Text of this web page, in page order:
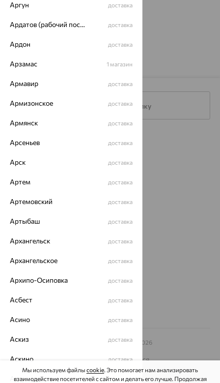
полудрагоценных
Подписаться на рассылку
Каталог
Акции
Магазины
ул. Зегеля, 27/2
8 (800) 250-02-30
© ООО «Ювелирный дом «Кристалл»,2009 – 2026
На информационном ресурсе применяются
рекомендательные технологии
ОГРН 1044800168379
Аргун доставка
Ардатов (рабочий поселок) доставка
Ардон доставка
Арзамас 1 магазин
Армавир доставка
Армизонское доставка
Армянск доставка
Арсеньев доставка
Арск доставка
Артем доставка
Артемовский доставка
Артыбаш доставка
Архангельск доставка
Архангельское доставка
Архипо-Осиповка доставка
Асбест доставка
Асино доставка
Аскиз доставка
Аскино доставка
Астрахань доставка
Мы используем файлы cookie. Это помогает нам анализировать
взаимодействие посетителей с сайтом и делать его лучше. Продолжая